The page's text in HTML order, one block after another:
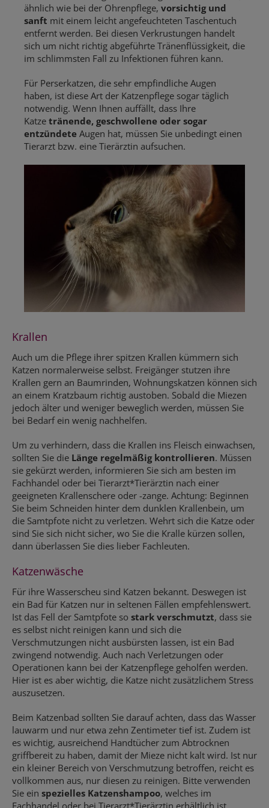
ähnlich wie bei der Ohrenpflege, vorsichtig und
sanft mit einem leicht angefeuchteten Taschentuch
entfernt werden. Bei diesen Verkrustungen handelt
sich um nicht richtig abgeführte Tränenflüssigkeit, die
im schlimmsten Fall zu Infektionen führen kann.
Für Perserkatzen, die sehr empfindliche Augen
haben, ist diese Art der Katzenpflege sogar täglich
notwendig. Wenn Ihnen auffällt, dass Ihre
Katze tränende, geschwollene oder sogar
entzündete Augen hat, müssen Sie unbedingt einen
Tierarzt bzw. eine Tierärztin aufsuchen.
Krallen
Auch um die Pflege ihrer spitzen Krallen kümmern sich
Katzen normalerweise selbst. Freigänger stutzen ihre
Krallen gern an Baumrinden, Wohnungskatzen können sich
an einem Kratzbaum richtig austoben. Sobald die Miezen
jedoch älter und weniger beweglich werden, müssen Sie
bei Bedarf ein wenig nachhelfen.
Um zu verhindern, dass die Krallen ins Fleisch einwachsen,
sollten Sie die Länge regelmäßig kontrollieren. Müssen
sie gekürzt werden, informieren Sie sich am besten im
Fachhandel oder bei Tierarzt*Tierärztin nach einer
geeigneten Krallenschere oder -zange. Achtung: Beginnen
Sie beim Schneiden hinter dem dunklen Krallenbein, um
die Samtpfote nicht zu verletzen. Wehrt sich die Katze oder
sind Sie sich nicht sicher, wo Sie die Kralle kürzen sollen,
dann überlassen Sie dies lieber Fachleuten.
Katzenwäsche
Für ihre Wasserscheu sind Katzen bekannt. Deswegen ist
ein Bad für Katzen nur in seltenen Fällen empfehlenswert.
Ist das Fell der Samtpfote so stark verschmutzt, dass sie
es selbst nicht reinigen kann und sich die
Verschmutzungen nicht ausbürsten lassen, ist ein Bad
zwingend notwendig. Auch nach Verletzungen oder
Operationen kann bei der Katzenpflege geholfen werden.
Hier ist es aber wichtig, die Katze nicht zusätzlichem Stress
auszusetzen.
Beim Katzenbad sollten Sie darauf achten, dass das Wasser
lauwarm und nur etwa zehn Zentimeter tief ist. Zudem ist
es wichtig, ausreichend Handtücher zum Abtrocknen
griffbereit zu haben, damit der Mieze nicht kalt wird. Ist nur
ein kleiner Bereich von Verschmutzung betroffen, reicht es
vollkommen aus, nur diesen zu reinigen. Bitte verwenden
Sie ein spezielles Katzenshampoo, welches im
Fachhandel oder bei Tierarzt*Tierärztin erhältlich ist.